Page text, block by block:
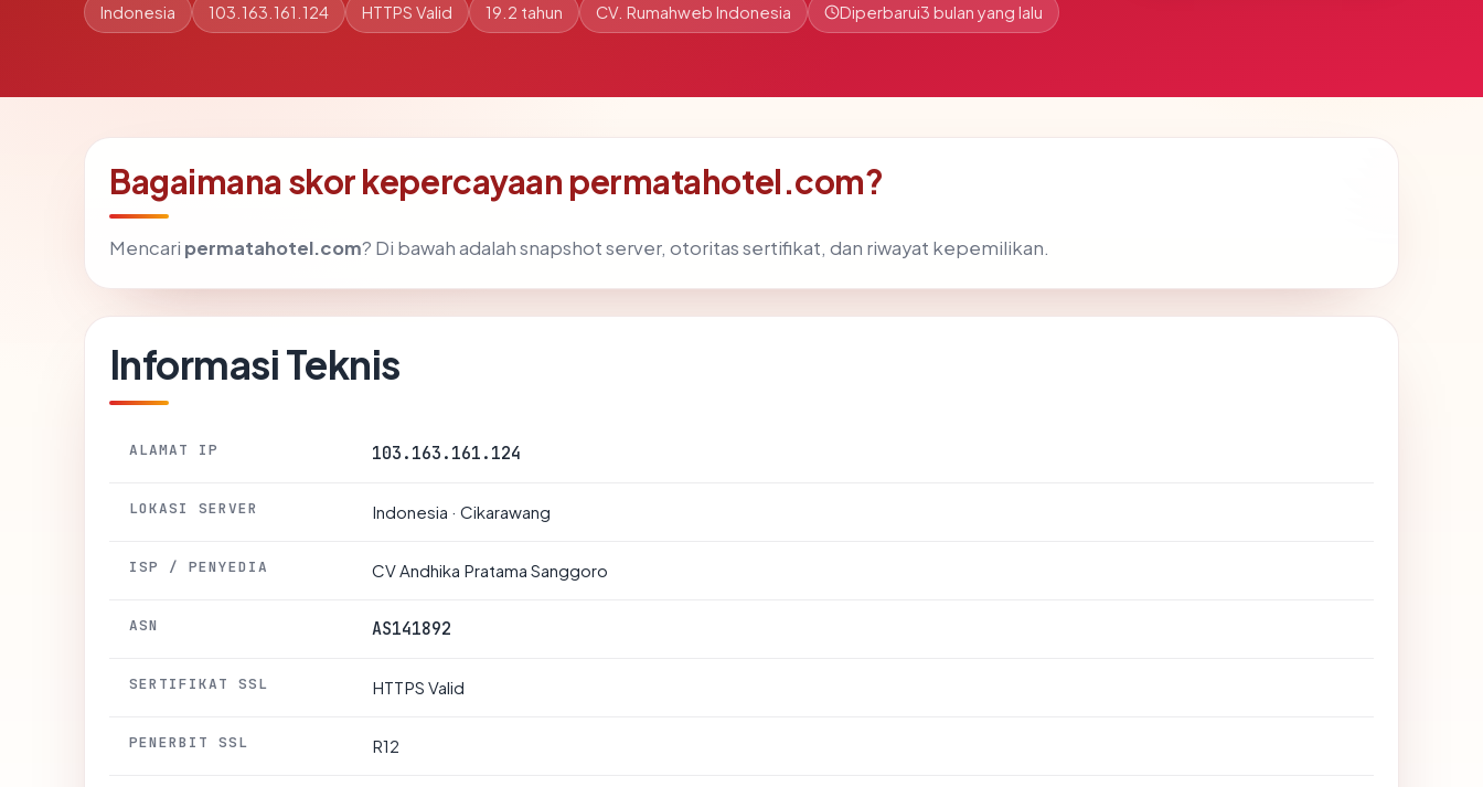
Indonesia 103.163.161.124 HTTPS Valid 19.2 tahun CV. Rumahweb Indonesia Diperbarui3 bulan yang lalu
Bagaimana skor kepercayaan permatahotel.com?
Mencari permatahotel.com? Di bawah adalah snapshot server, otoritas sertifikat, dan riwayat kepemilikan.
Informasi Teknis
ALAMAT IP 103.163.161.124
LOKASI SERVER Indonesia · Cikarawang
ISP / PENYEDIA CV Andhika Pratama Sanggoro
ASN AS141892
SERTIFIKAT SSL HTTPS Valid
PENERBIT SSL R12